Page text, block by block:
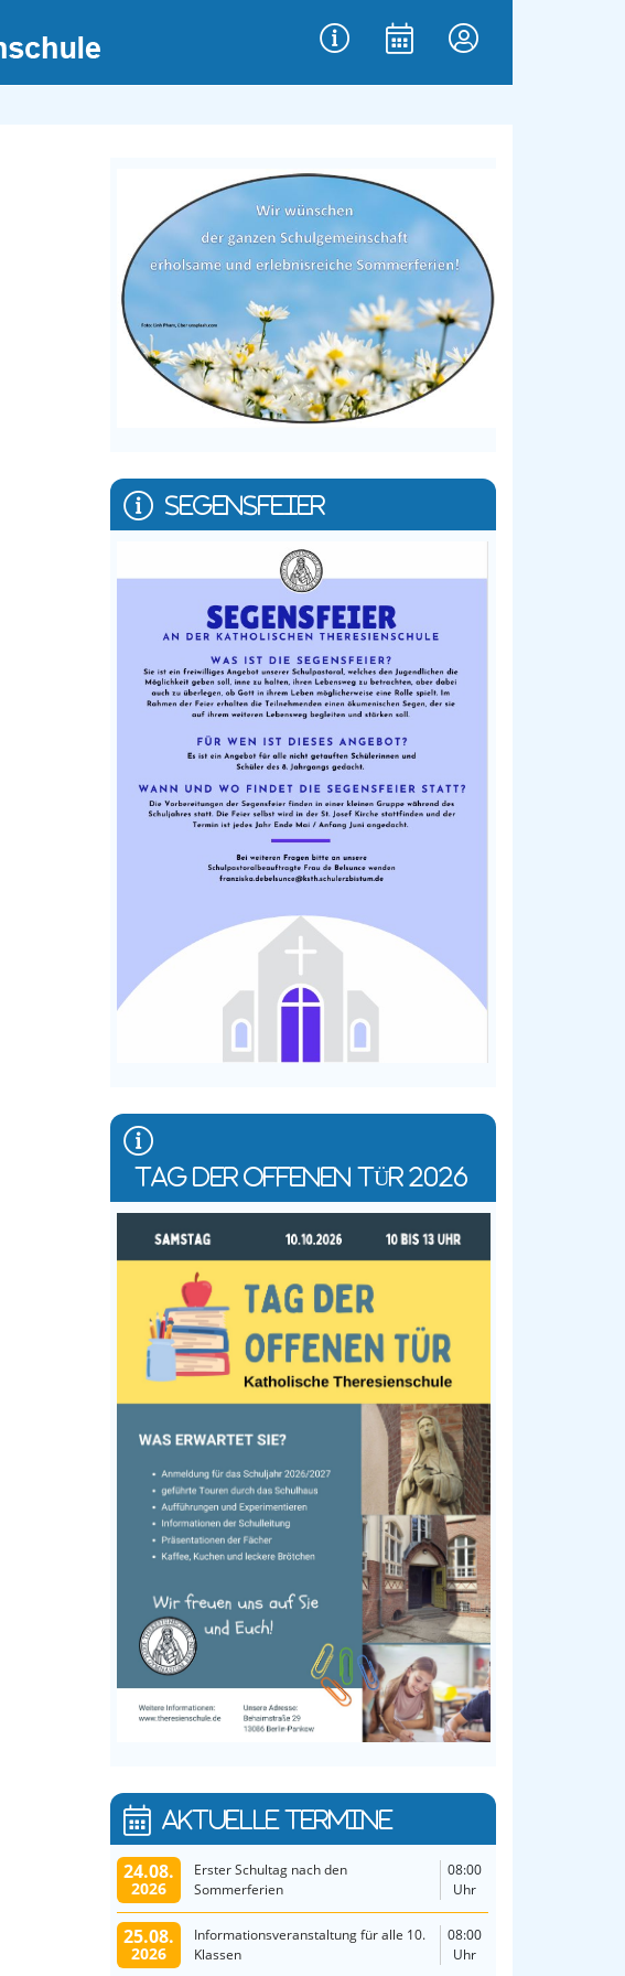
SEGENSFEIER
TAG DER OFFENEN TÜR 2026
AKTUELLE TERMINE
24.08.
2026
Erster Schultag nach den
Sommerferien
08:00
Uhr
25.08.
2026
Informationsveranstaltung für alle 10.
Klassen
08:00
Uhr